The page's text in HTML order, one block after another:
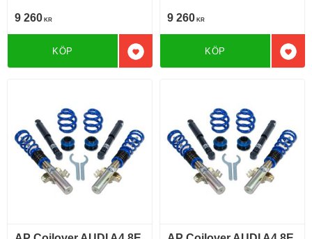
9 260 KR
Lägg till i favoriter
KÖP
9 260 KR
KÖP